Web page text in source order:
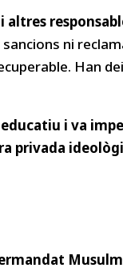
altres
ni
Han
i va
privada